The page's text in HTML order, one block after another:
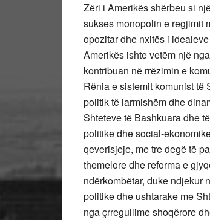
Zëri i Amerikës shërbeu si
sukses monopolin e regjimit
opozitar dhe nxitës i
Amerikës ishte vetëm një
kontribuan në rrëzimin e
Rënia e sistemit komunist
politik të larmishëm dhe
Shteteve të Bashkuara dhe
politike dhe social-
qeverisjeje, me tre degë të
themelore dhe reforma e
ndërkombëtar, duke ndjekur
politike dhe ushtarake me
nga çrregullime shoqërore